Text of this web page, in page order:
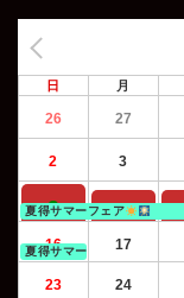
日 月
26 27
2 3
9 10
夏得サマーフェア
16 17
夏得サマーフェア
23 24